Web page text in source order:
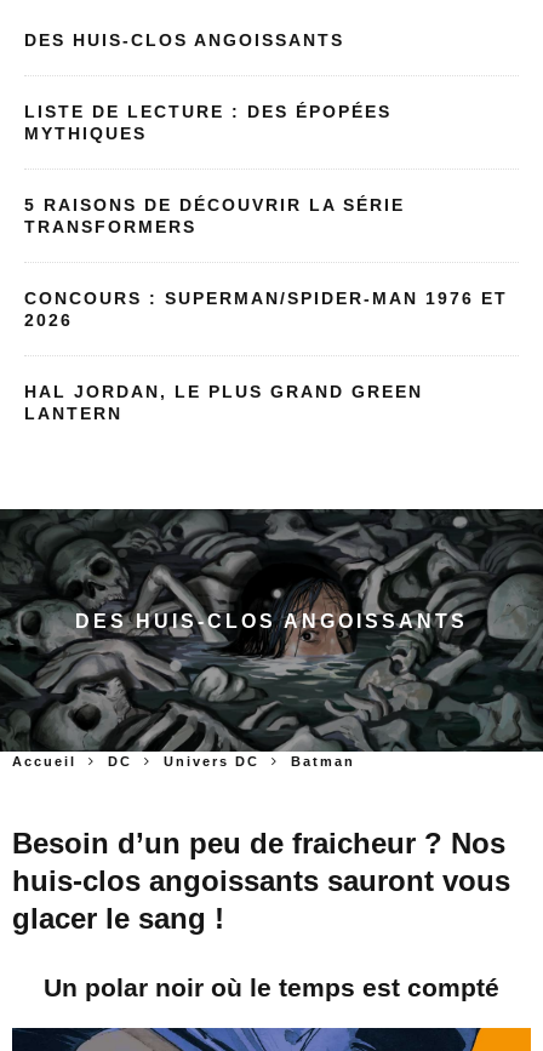
DES HUIS-CLOS ANGOISSANTS
LISTE DE LECTURE : DES ÉPOPÉES
MYTHIQUES
5 RAISONS DE DÉCOUVRIR LA SÉRIE
TRANSFORMERS
CONCOURS : SUPERMAN/SPIDER-MAN 1976 ET
2026
HAL JORDAN, LE PLUS GRAND GREEN
LANTERN
DES HUIS-CLOS ANGOISSANTS
Accueil DC Univers DC Batman
Besoin d’un peu de fraicheur ? Nos
huis-clos angoissants sauront vous
glacer le sang !
Un polar noir où le temps est compté